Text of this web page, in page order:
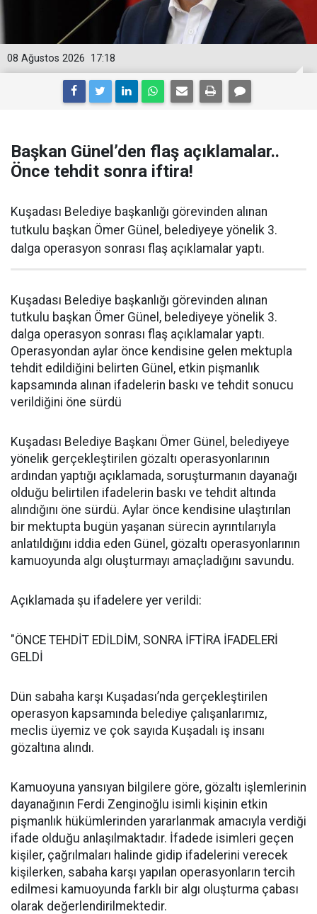
17:18
08 Ağustos 2026
Başkan Günel’den flaş açıklamalar..
Önce tehdit sonra iftira!
Kuşadası Belediye başkanlığı görevinden alınan
tutkulu başkan Ömer Günel, belediyeye yönelik 3.
dalga operasyon sonrası flaş açıklamalar yaptı.
Kuşadası Belediye başkanlığı görevinden alınan
tutkulu başkan Ömer Günel, belediyeye yönelik 3.
dalga operasyon sonrası flaş açıklamalar yaptı.
Operasyondan aylar önce kendisine gelen mektupla
tehdit edildiğini belirten Günel, etkin pişmanlık
kapsamında alınan ifadelerin baskı ve tehdit sonucu
verildiğini öne sürdü
Kuşadası Belediye Başkanı Ömer Günel, belediyeye
yönelik gerçekleştirilen gözaltı operasyonlarının
ardından yaptığı açıklamada, soruşturmanın dayanağı
olduğu belirtilen ifadelerin baskı ve tehdit altında
alındığını öne sürdü. Aylar önce kendisine ulaştırılan
bir mektupta bugün yaşanan sürecin ayrıntılarıyla
anlatıldığını iddia eden Günel, gözaltı operasyonlarının
kamuoyunda algı oluşturmayı amaçladığını savundu.
Açıklamada şu ifadelere yer verildi:
"ÖNCE TEHDİT EDİLDİM, SONRA İFTİRA İFADELERİ
GELDİ
Dün sabaha karşı Kuşadası’nda gerçekleştirilen
operasyon kapsamında belediye çalışanlarımız,
meclis üyemiz ve çok sayıda Kuşadalı iş insanı
gözaltına alındı.
Kamuoyuna yansıyan bilgilere göre, gözaltı işlemlerinin
dayanağının Ferdi Zenginoğlu isimli kişinin etkin
pişmanlık hükümlerinden yararlanmak amacıyla verdiği
ifade olduğu anlaşılmaktadır. İfadede isimleri geçen
kişiler, çağrılmaları halinde gidip ifadelerini verecek
kişilerken, sabaha karşı yapılan operasyonların tercih
edilmesi kamuoyunda farklı bir algı oluşturma çabası
olarak değerlendirilmektedir.